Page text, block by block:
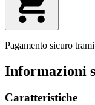
Pagamento sicuro
Informazioni
Caratteristiche